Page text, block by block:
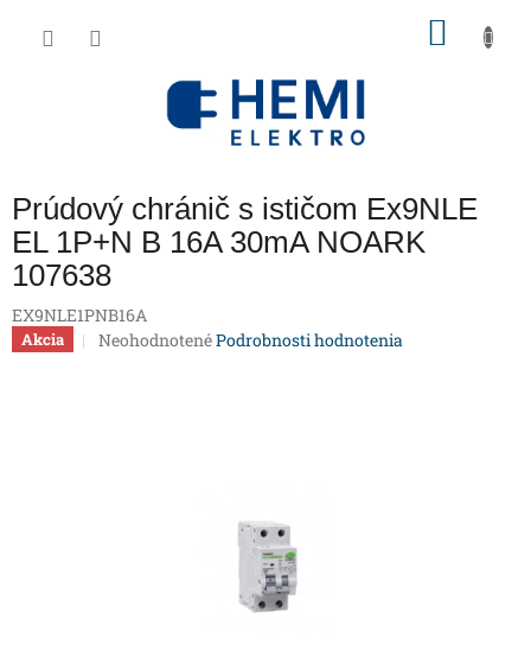
Prúdový chránič s ističom Ex9NLE
EL 1P+N B 16A 30mA NOARK
107638
EX9NLE1PNB16A
Akcia
Priemerné
NeohodnotenéPodrobnosti hodnotenia